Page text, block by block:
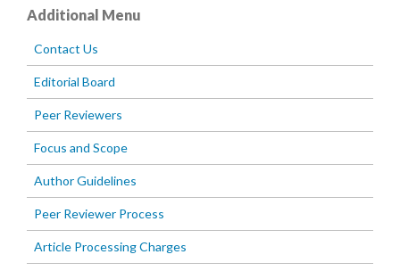
Additional Menu
Contact Us
Editorial Board
Peer Reviewers
Focus and Scope
Author Guidelines
Peer Reviewer Process
Article Processing Charges